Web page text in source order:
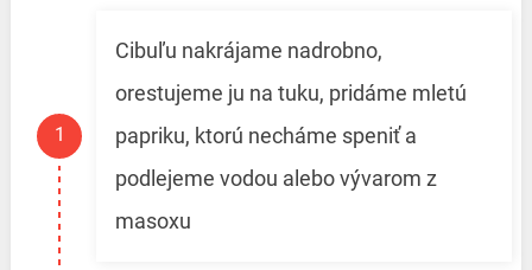
Cibuľu nakrájame nadrobno,
orestujeme ju na tuku, pridáme mletú
papriku, ktorú necháme speniť a
podlejeme vodou alebo vývarom z
masoxu